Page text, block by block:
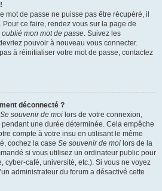
mot de passe ne puisse pas être récupéré, il
ce faire, rendez vous sur la page de
oublié mon mot de passe. Suivez les
pouvoir à nouveau vous connecter.
à réinitialiser votre mot de passe, contactez
déconnecté ?
Se souvenir de moi lors de votre connexion,
une durée déterminée. Cela empêche
compte à votre insu en utilisant le même
cochez la case Se souvenir de moi lors de la
si vous utilisez un ordinateur public pour
cyber-café, université, etc.). Si vous ne voyez
administrateur du forum a désactivé cette